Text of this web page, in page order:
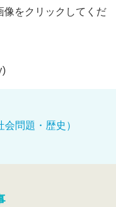
をクリックしてくだ
問題・歴史）